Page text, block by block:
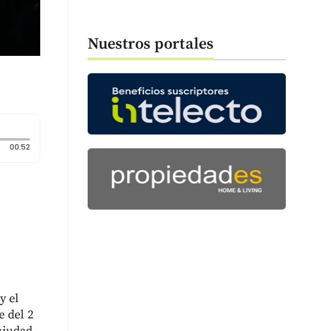
00:52Duración: 52 segundos
el
del 2
Nuestros portales